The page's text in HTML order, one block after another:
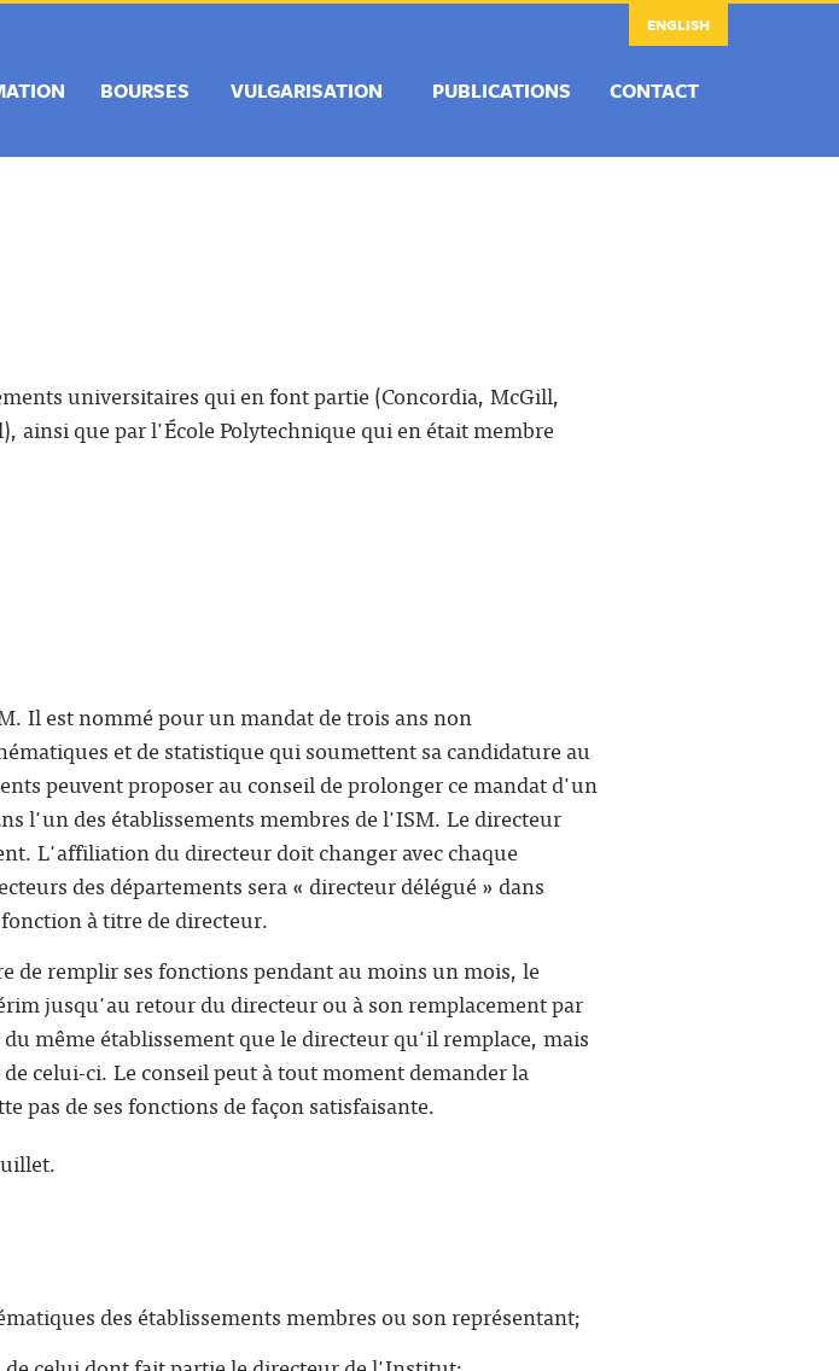
ENGLISH
BOURSES VULGARISATION PUBLICATIONS CONTACT
universitaires qui en font partie (Concordia, McGill,
ainsi que par l'École Polytechnique qui en était membre
Il est nommé pour un mandat de trois ans non
et de statistique qui soumettent sa candidature au
peuvent proposer au conseil de prolonger ce mandat d'un
l'un des établissements membres de l'ISM. Le directeur
L'affiliation du directeur doit changer avec chaque
des départements sera « directeur délégué » dans
à titre de directeur.
de remplir ses fonctions pendant au moins un mois, le
jusqu'au retour du directeur ou à son remplacement par
même établissement que le directeur qu'il remplace, mais
celui-ci. Le conseil peut à tout moment demander la
pas de ses fonctions de façon satisfaisante.
des établissements membres ou son représentant;